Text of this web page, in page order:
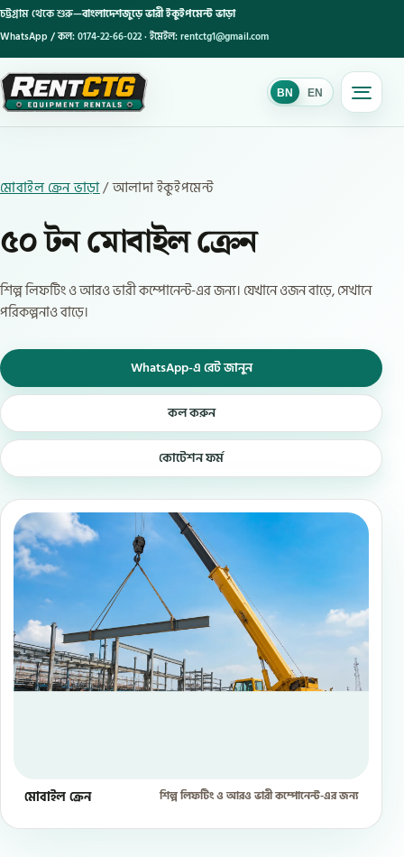
চট্টগ্রাম থেকে শুরু—বাংলাদেশজুড়ে ভারী ইকুইপমেন্ট ভাড়া
WhatsApp / কল:0174-22-66-022· ইমেইল:rentctg1@gmail.com
BN EN
BN
মোবাইল ক্রেন ভাড়া/ আলাদা ইকুইপমেন্ট
৫০ টন মোবাইল ক্রেন
শিল্প লিফটিং ও আরও ভারী কম্পোনেন্ট-এর জন্য। যেখানে ওজন বাড়ে, সেখানে
পরিকল্পনাও বাড়ে।
WhatsApp-এ রেট জানুন
কল করুন
কোটেশন ফর্ম
মোবাইল ক্রেন শিল্প লিফটিং ও আরও ভারী কম্পোনেন্ট-এর জন্য